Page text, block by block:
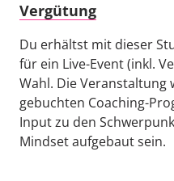
Vergütung
Du erhältst mit dieser
für ein Live-Event (inkl.
Wahl. Die Veranstaltung
gebuchten Coaching-
Input zu den
Mindset aufgebaut sein.